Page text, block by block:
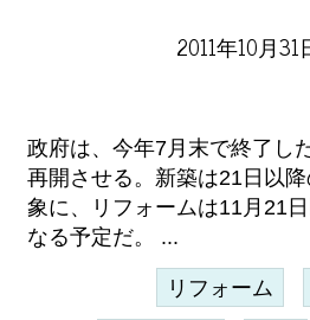
2011年10月31
政府は、今年7月末で終了し
再開させる。新築は21日以
象に、リフォームは11月21
なる予定だ。 ...
リフォーム